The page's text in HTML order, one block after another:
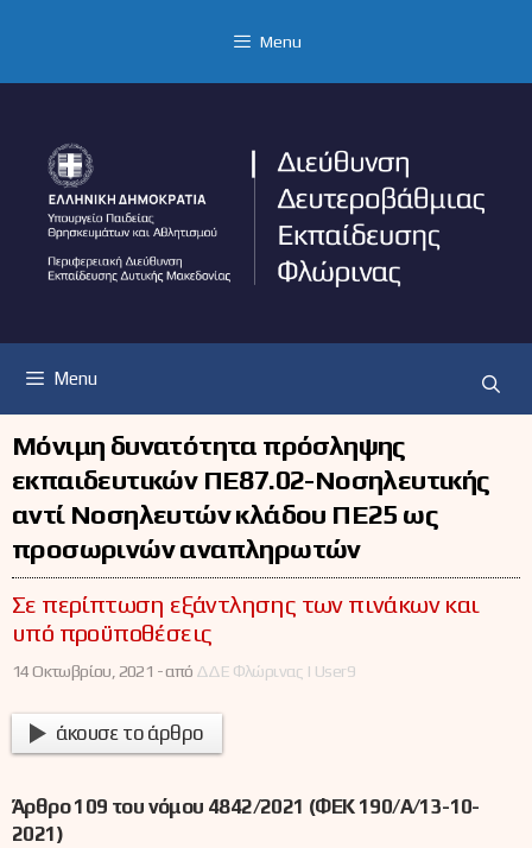
Menu
Menu
Μόνιμη δυνατότητα πρόσληψης
εκπαιδευτικών ΠΕ87.02-Νοσηλευτικής
αντί Νοσηλευτών κλάδου ΠΕ25 ως
προσωρινών αναπληρωτών
Σε περίπτωση εξάντλησης των πινάκων και
υπό προϋποθέσεις
14 Οκτωβρίου, 2021 -από ΔΔΕ Φλώρινας | User9
άκουσε το άρθρο
Άρθρο 109 του νόμου 4842/2021 (ΦΕΚ 190/Α/13-10-
2021)